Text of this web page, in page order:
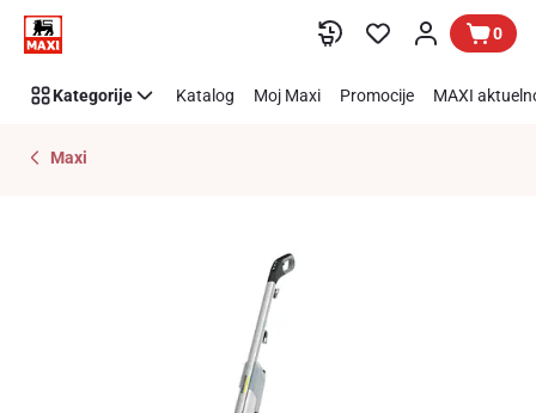
Preskoči link 0
Kategorije Katalog Moj Maxi Promocije MAXI
Maxi